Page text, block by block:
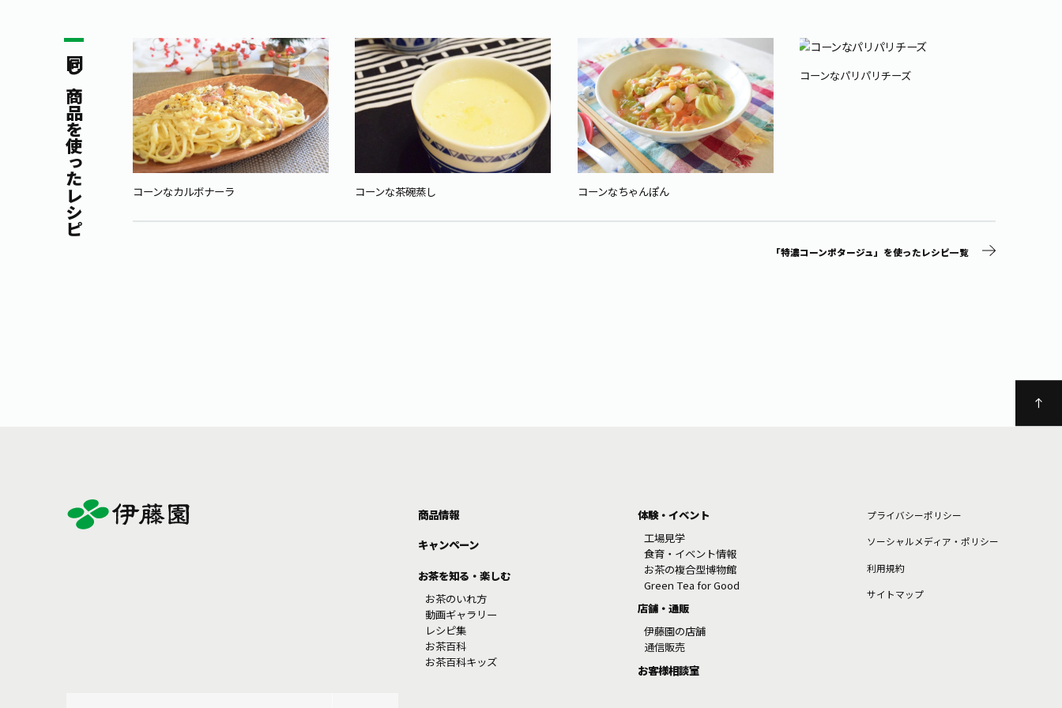
同じ商品を使ったレシピ コーンなカルボナーラ コーンな茶碗蒸し コーンなちゃんぽん
コーンなパリパリチーズ
「特濃コーンポタージュ」を使ったレシピ一覧
商品情報
キャンペーン
お茶を知る・楽しむ
お茶のいれ方
動画ギャラリー
レシピ集
お茶百科
お茶百科キッズ
体験・イベント
工場見学
食育・イベント情報
お茶の複合型博物館
Green Tea for Good
店舗・通販
伊藤園の店舗
通信販売
お客様相談室
プライバシーポリシー
ソーシャルメディア・ポリシー
利⽤規約
サイトマップ